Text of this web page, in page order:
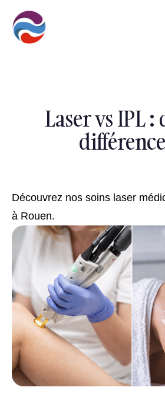
Laser vs IPL :
Découvrez nos soins laser
à Rouen.